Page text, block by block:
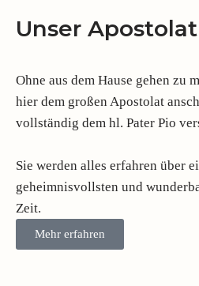
Unser Apostolat
Ohne aus dem Hause gehen zu
hier dem großen Apostolat
vollständig dem hl. Pater Pio
Sie werden alles erfahren über
geheimnisvollsten und
Zeit.
Mehr erfahren